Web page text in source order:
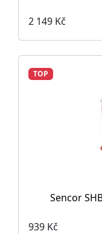
2 149 Kč
TOP
Sencor
939 Kč